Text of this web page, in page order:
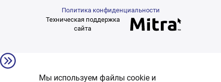
Политика конфиденциальности
Техническая поддержка
сайта
Мы используем файлы cookie и